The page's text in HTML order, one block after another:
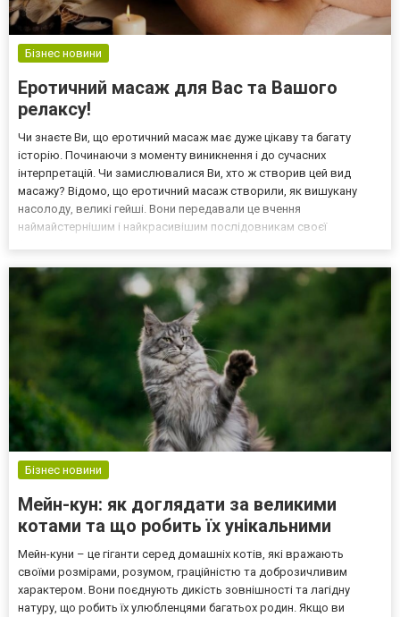
Бізнес новини
Еротичний масаж для Вас та Вашого
релаксу!
Чи знаєте Ви, що еротичний масаж має дуже цікаву та багату
історію. Починаючи з моменту виникнення і до сучасних
інтерпретацій. Чи замислювалися Ви, хто ж створив цей вид
масажу? Відомо, що еротичний масаж створили, як вишукану
насолоду, великі гейші. Вони передавали це вчення
наймайстернішим і найкрасивішим послідовникам своєї
зазначити,...
Бізнес новини
Мейн-кун: як доглядати за великими
котами та що робить їх унікальними
Мейн-куни – це гіганти серед домашніх котів, які вражають
своїми розмірами, розумом, граційністю та доброзичливим
характером. Вони поєднують дикість зовнішності та лагідну
натуру, що робить їх улюбленцями багатьох родин. Якщо ви